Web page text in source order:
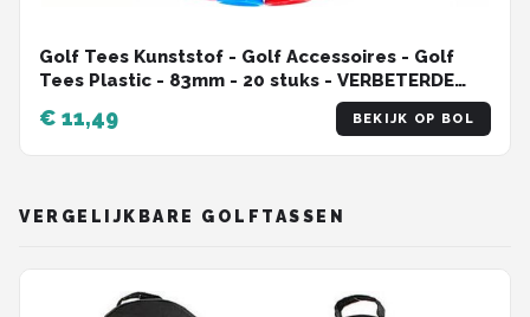
Golf Tees Kunststof - Golf Accessoires - Golf
Tees Plastic - 83mm - 20 stuks - VERBETERDE
€ 11,49 BEKIJK OP BOL
VERGELIJKBARE GOLFTASSEN